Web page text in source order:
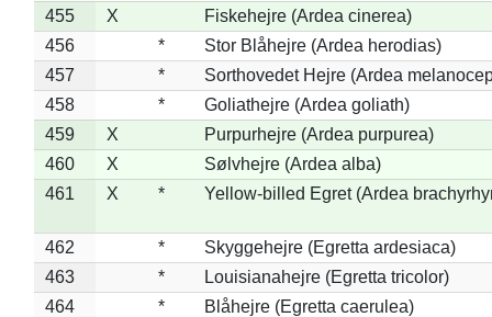
455
X
Fiskehejre (Ardea cinerea)
456
*
Stor Blåhejre (Ardea herodias)
457
*
Sorthovedet Hejre (Ardea
458
*
Goliathejre (Ardea goliath)
459
X
Purpurhejre (Ardea purpurea)
460
X
Sølvhejre (Ardea alba)
461
X * Yellow-billed Egret (Ardea
462 *
Skyggehejre (Egretta ardesiaca)
463
*
Louisianahejre (Egretta tricolor)
464
*
Blåhejre (Egretta caerulea)